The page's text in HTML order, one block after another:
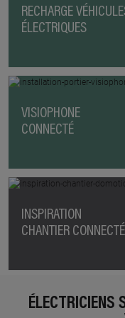
RECHARGE
ÉLECTRIQUES
VISIOPHONE
CONNECTÉ
INSPIRATION
CHANTIER CONNECTÉ
ÉLECTRICIENS